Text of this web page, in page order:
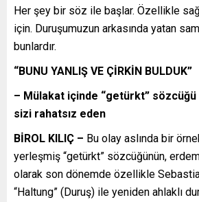
Her şey bir söz ile başlar. Özellikle
için. Duruşumuzun arkasında yatan
bunlardır.
“BUNU YANLIŞ VE ÇİRKİN BULDUK”
– Mülakat içinde “getürkt” sözcüğü
sizi rahatsız eden
BİROL KILIÇ – Bu olay aslında bir
yerleşmiş “getürkt” sözcüğünün,
olarak son dönemde özellikle
“Haltung” (Duruş) ile yeniden ahlaklı